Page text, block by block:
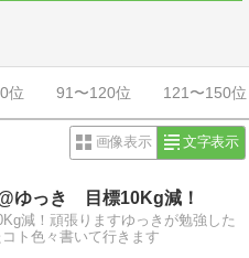
位 91〜120位 121〜150位
画像表示 文字表示
ゆっき 目標10Kg減！
減！頑張りますゆっきが勉強した
ト色々書いて行きます